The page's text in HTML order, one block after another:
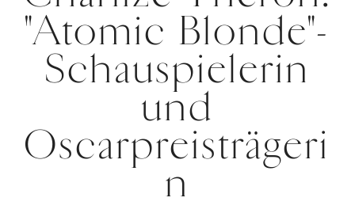
"Atomic Blonde"-
Schauspielerin
und
Oscarpreisträgeri
n